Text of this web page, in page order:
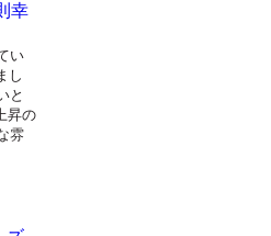
幸
い
し
と
昇の
雰